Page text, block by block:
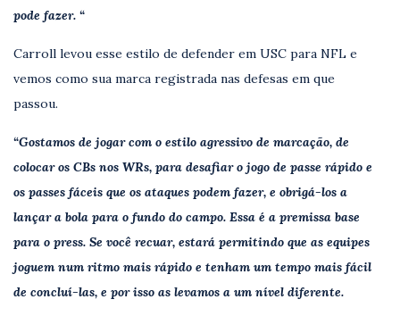
pode fazer. “
Carroll levou esse estilo de defender em USC para NFL e
vemos como sua marca registrada nas defesas em que
passou.
“Gostamos de jogar com o estilo agressivo de marcação, de
colocar os CBs nos WRs, para desafiar o jogo de passe rápido e
os passes fáceis que os ataques podem fazer, e obrigá-los a
lançar a bola para o fundo do campo. Essa é a premissa base
para o press. Se você recuar, estará permitindo que as equipes
joguem num ritmo mais rápido e tenham um tempo mais fácil
de concluí-las, e por isso as levamos a um nível diferente.